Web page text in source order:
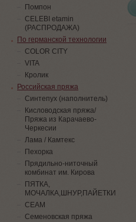
Помпон
СELEBI etamin
(РАСПРОДАЖА)
По германской технологии
COLOR CITY
VITA
Кролик
Российская пряжа
Синтепух (наполнитель)
Кисловодская пряжа/
Пряжа из Карачаево-
Черкесии
Лама / Камтекс
Пехорка
Прядильно-ниточный
комбинат им. Кирова
ПЯТКА,
МОЧАЛКА,ШНУР,ПАЙЕТКИ
СЕАМ
Семеновская пряжа